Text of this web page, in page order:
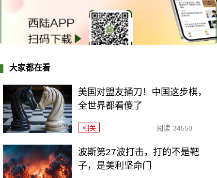
大家都在看
美国对盟友捅刀！中国这步棋，
全世界都看傻了
相关 阅读 34550
波斯第27波打击，打的不是靶
子，是美利坚命门